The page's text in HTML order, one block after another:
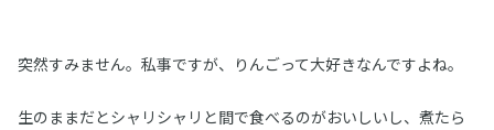
突然すみません。私事ですが、りんごって大好きなんですよね。
生のままだとシャリシャリと間で食べるのがおいしいし、煮たら